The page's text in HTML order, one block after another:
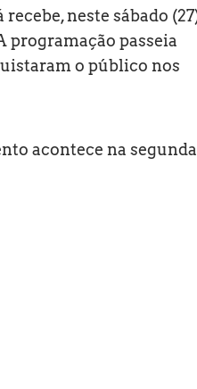
neste sábado
programação passeia
o público nos
acontece na